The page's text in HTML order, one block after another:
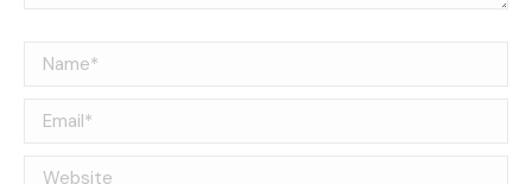
Name *
Email *
Website